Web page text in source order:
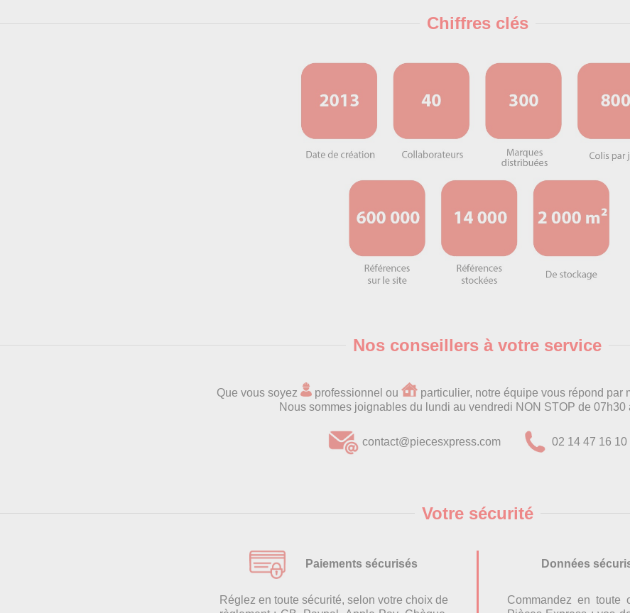
Chiffres clés
Nos conseillers à votre service
Que vous soyez professionnel ou
particulier, notre équipe vous répond par
Nous sommes joignables du lundi au vendredi NON STOP de 07h30
contact@piecesxpress.com 02 14 47 16 10
Votre sécurité
Paiements sécurisés
Réglez en toute sécurité, selon votre choix de
Données
Commandez en toute